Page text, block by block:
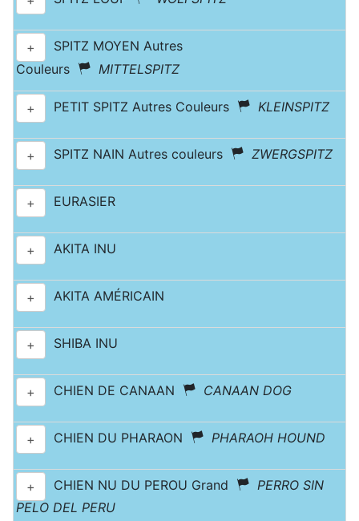
+
SPITZ MOYEN Autres
Couleurs
MITTELSPITZ
+ PETIT SPITZ Autres Couleurs KLEINSPITZ
+ SPITZ NAIN Autres couleurs ZWERGSPITZ
+ EURASIER
+ AKITA INU
+ AKITA AMÉRICAIN
+ SHIBA INU
+ CHIEN DE CANAAN CANAAN DOG
+ CHIEN DU PHARAON PHARAOH HOUND
+ CHIEN NU DU PEROU Grand
PERRO SIN
PELO DEL PERU